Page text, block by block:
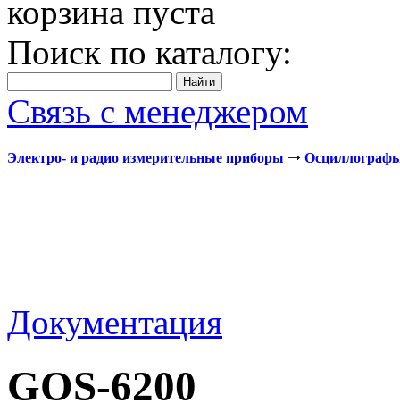
корзина пуста
Поиск по каталогу:
Связь с менеджером
Электро- и радио измерительные приборы
Документация
GOS-6200